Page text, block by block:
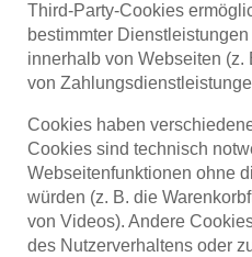
Third-Party-Cookies
bestimmter
innerhalb von Webseiten
von
Cookies haben
Cookies sind technisch
Webseitenfunktionen ohne
würden (z. B. die
von Videos). Andere
des Nutzerverhaltens oder